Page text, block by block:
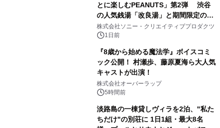
とに楽しむPEANUTS」第2弾 渋谷
の人気銭湯「改良湯」と期間限定のコ
ラボレーション サウナイキタイコラ
ボグッズも発売決定！
株式会社ソニー・クリエイティブプロダクツ
1日前
『8歳から始める魔法学』ボイスコミ
ック公開！ 村瀬歩、藤原夏海ら大人気
キャストが出演！
株式会社オーバーラップ
5時間前
淡路島の一棟貸しヴィラを2泊、"私た
ちだけ"の別荘に 1日1組・最大8名